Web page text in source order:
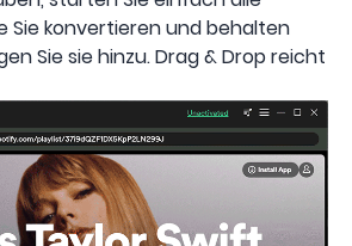
Sie konvertieren und behalten
Sie sie hinzu. Drag & Drop reicht